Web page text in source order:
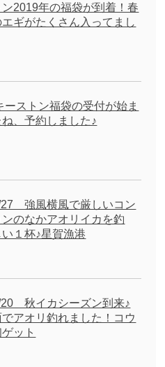
2019年の福袋が到着！春
ギがたくさん入ってまし
ーストン福袋の受付が始ま
ね、予約しました♪
27 強風横風で厳しいコン
のなかアオリイカを釣
１杯♪星賀漁港
20 秋イカシーズン到来♪
アオリ釣れました！コウ
ット